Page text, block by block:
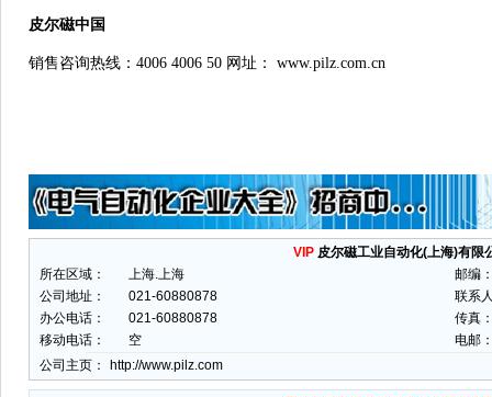
皮尔磁中国
销售咨询热线： 4006 4006 50 网址： www.pilz.com.cn
VIP皮尔磁工业自动化(上海)有限
所在区域：
上海.上海
邮编
公司地址：
021-60880878
联系
办公电话：
021-60880878
传真
移动电话：
空
电邮
公司主页：
http://www.pilz.com